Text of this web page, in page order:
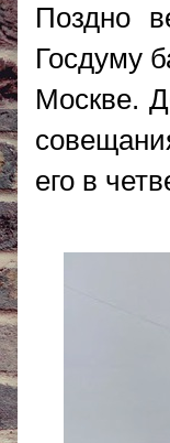
Поздно
Госдуму
Москве.
его в